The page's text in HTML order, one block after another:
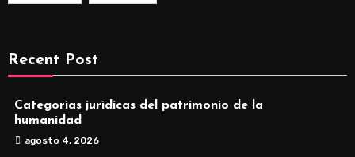
Recent Post
Categorías jurídicas del patrimonio de la
humanidad
agosto 4, 2026